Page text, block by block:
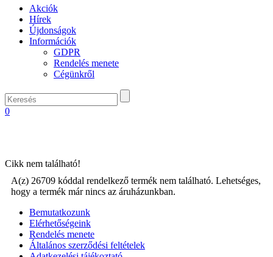
Akciók
Hírek
Újdonságok
Információk
GDPR
Rendelés menete
Cégünkről
0
Cikk nem található!
A(z) 26709 kóddal rendelkező termék nem található. Lehetséges,
hogy a termék már nincs az áruházunkban.
Bemutatkozunk
Elérhetőségeink
Rendelés menete
Általános szerződési feltételek